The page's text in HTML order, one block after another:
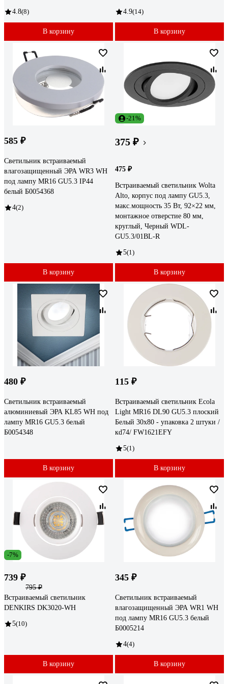
4.8(8)
В корзину
4.9(14)
В корзину
585 ₽
Светильник встраиваемый
влагозащищенный ЭРА WR3 WH
под лампу MR16 GU5.3 IP44
белый Б0054368
4(2)
В корзину
-21%
375 ₽
475 ₽
Встраиваемый cветильник Wolta
Alto, корпус под лампу GU5.3,
макс.мощность 35 Вт, 92×22 мм,
монтажное отверстие 80 мм,
круглый, Черный WDL-
GU5.3/01BL-R
5(1)
В корзину
480 ₽
Светильник встраиваемый
алюминиевый ЭРА KL85 WH под
лампу MR16 GU5.3 белый
Б0054348
В корзину
115 ₽
Встраиваемый светильник Ecola
Light MR16 DL90 GU5.3 плоский
Белый 30x80 - упаковка 2 штуки /
кd74/ FW1621EFY
5(1)
В корзину
-7%
739 ₽
795 ₽
Встраиваемый светильник
DENKIRS DK3020-WH
5(10)
В корзину
345 ₽
Светильник встраиваемый
влагозащищенный ЭРА WR1 WH
под лампу MR16 GU5.3 белый
Б0005214
4(4)
В корзину